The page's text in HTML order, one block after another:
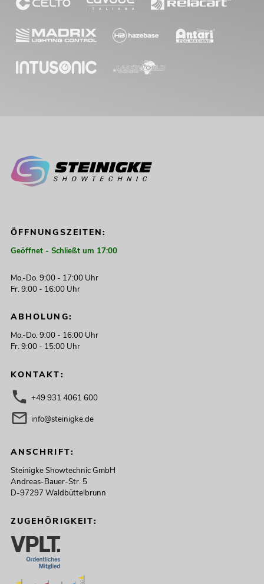
ÖFFNUNGSZEITEN:
Geöffnet - Schließt um 17:00
Mo.-Do. 9:00 - 17:00 Uhr
Fr. 9:00 - 16:00 Uhr
ABHOLUNG:
Mo.-Do. 9:00 - 16:00 Uhr
Fr. 9:00 - 15:00 Uhr
KONTAKT:
+49 931 4061 600
info@steinigke.de
ANSCHRIFT:
Steinigke Showtechnic GmbH
Andreas-Bauer-Str. 5
D-97297 Waldbüttelbrunn
ZUGEHÖRIGKEIT: